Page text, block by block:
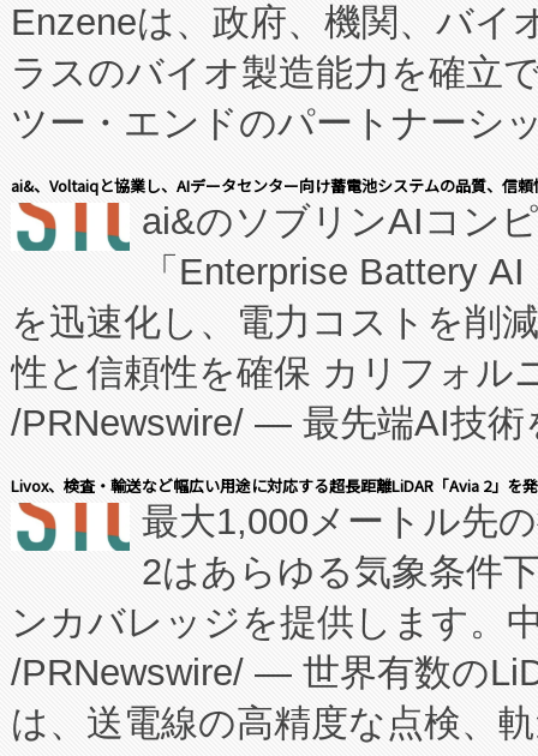
Enzeneは、政府、機関、バイ
ラスのバイオ製造能力を確立
ツー・エンドのパートナーシ
表しました。 同社の実績ある
manufacturing™ (FCCM™) プ
たNeXは、バイオ医薬品製造
従来のフェッドバッチ施設の
に、患者やサプライチェーン
キー方式で拡張性が高く、持
す。FCCM‑を活用した現地生
患者にとっての費用負担を大
のアクセスを大幅に拡大する
Fully-Connected Continuous
プログラムには、施設設計・
に関する技術移転および知的
ai&、Voltaiqと協業し、AIデータセンター向け蓄電池システムの品質、信
ai&のソブリンAIコン
「Enterprise Battery
を迅速化し、電力コストを削
性と信頼性を確保 カリフォル
/PRNewswire/ — 最先端AI技術
会社エーアイ・アンド：本社
President原信平）と、エンタ
ードするVoltaiqは、日本にあ
ーエネルギー貯蔵システム（
た。 Voltaiq独自のAI搭載プラ
定、統合、導入、運用に至る
Livox、検査・輸送など幅広い用途に対応する超長距離LiDAR「Avia 2」を
最大1,000メートル先
2はあらゆる気象条件
ンカバレッジを提供します。
/PRNewswire/ — 世界有数の
は、送電線の高精度な点検、